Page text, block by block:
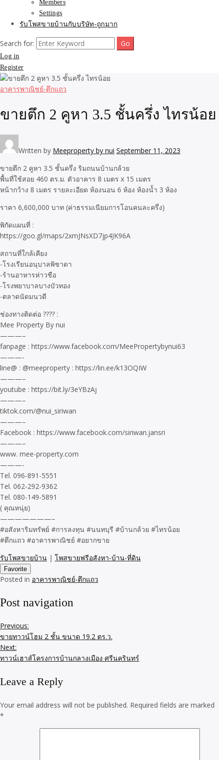
Members
Settings
รับโพสขายบ้านกับบริษัท-ถูกมาก
Search for:
Log in
Register
อาคารพาณิชย์-ตึกแถว
ขายตึก 2 คูหา 3.5 ชั้นครึ่ง ไทรน้อย
Written by Meeproperty by nui September 11, 2023
ขายตึก 2 คูหา 3.5 ชั้นครึ่ง ริมถนนบ้านกล้วย
พื้นที่ใช้สอย 460 ตร.ม. ตัวอาคาร 8 เมตร x 15 เมตร
หน้ากว้าง 8 เมตร รายละเอียด ห้องนอน 6 ห้อง ห้องน้ำ 3 ห้อง
ราคา 6,600,000 บาท (ค่าธรรมเนียมการโอนคนละครึ่ง)
พิกัดแผนที่ :
https://goo.gl/maps/2xmJNsXD7jp4JK96A
สถานที่ใกล้เคียง
-โรงเรียนอนุบาลพิชาดา
-ร้านอาหารห่าวชือ
-โรงพยาบาลบางบัวทอง
-ตลาดนัดมนวดี
ช่องทางติดต่อ ???? :
Mee Property By nui
———–
fanpage : https://www.facebook.com/MeePropertybynui63
———-
line@ : @meeproperty : https://lin.ee/k13OQIW
———–
youtube : https://bit.ly/3eYBzAj
———–
tiktok.com/@nui_siriwan
———–
Facebook : https://www.facebook.com/siriwan.jansri
———–
www. mee-property.com
———-
Tel. 096-891-5551
Tel. 062-292-9362
Tel. 080-149-5891
( คุณหนุ่ย)
———————–
#อสังหาริมทรัพย์ #การลงทุน #นนทบุรี #บ้านกล้วย #ไทรน้อย
#ตึกแถว #อาคารพาณิชย์ #อยากขาย
รับโพสขายบ้าน | โพสขายฟรีอสังหา-บ้าน-ที่ดิน
Favorite
Posted in อาคารพาณิชย์-ตึกแถว
Post navigation
Previous:
ขายทาวน์โฮม 2 ชั้น ขนาด 19.2 ตร.ว.
Next:
ทาวน์เฮาส์โครงการบ้านกลางเมือง ศรีนครินทร์
Leave a Reply
Your email address will not be published. Required fields are marked
*